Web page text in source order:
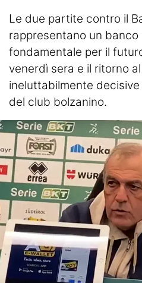
Le due partite contro il
rappresentano un banco
fondamentale per il
venerdì sera e il ritorno al
ineluttabilmente
del club bolzanino.